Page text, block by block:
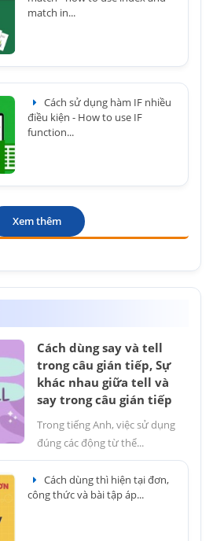
match in...
Cách sử dụng hàm IF nhiều
điều kiện - How to use IF
function...
Xem thêm
Cách dùng say và tell
trong câu gián tiếp, Sự
khác nhau giữa tell và
say trong câu gián tiếp
Trong tiếng Anh, việc sử dụng
đúng các động từ thể...
Cách dùng thì hiện tại đơn,
công thức và bài tập áp...